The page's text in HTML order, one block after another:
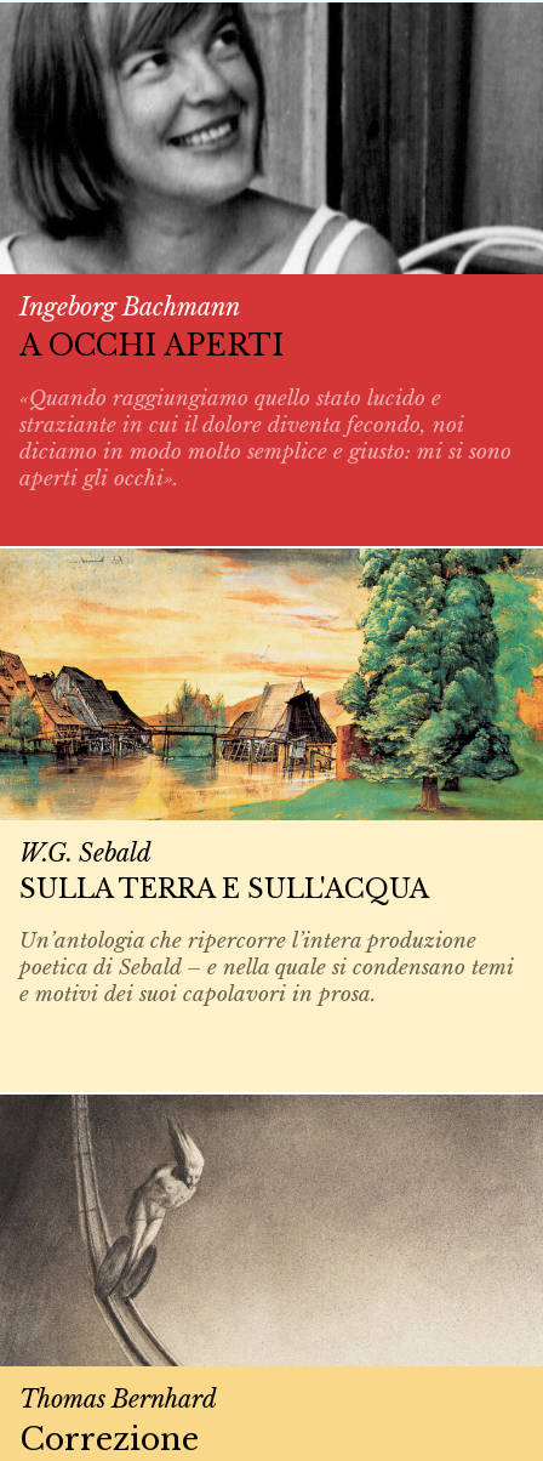
Ingeborg Bachmann
A OCCHI APERTI
«Quando raggiungiamo quello stato lucido e
straziante in cui il dolore diventa fecondo, noi
diciamo in modo molto semplice e giusto: mi si sono
aperti gli occhi».
W.G. Sebald
SULLA TERRA E SULL'ACQUA
Un’antologia che ripercorre l’intera produzione
poetica di Sebald – e nella quale si condensano temi
e motivi dei suoi capolavori in prosa.
Thomas Bernhard
Correzione